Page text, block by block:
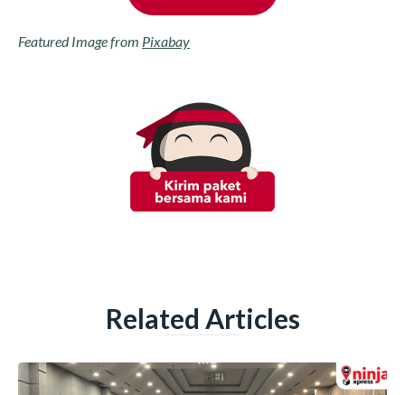
Featured Image from Pixabay
Related Articles